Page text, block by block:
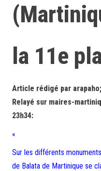
la 11e
Article rédigé par
Relayé sur maires-
23h34:
«
Sur les différents
de Balata de Martinique se